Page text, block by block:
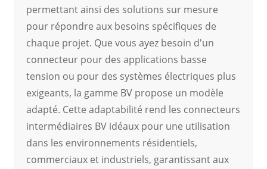
permettant ainsi des solutions sur mesure
pour répondre aux besoins spécifiques de
chaque projet. Que vous ayez besoin d'un
connecteur pour des applications basse
tension ou pour des systèmes électriques plus
exigeants, la gamme BV propose un modèle
adapté. Cette adaptabilité rend les connecteurs
intermédiaires BV idéaux pour une utilisation
dans les environnements résidentiels,
commerciaux et industriels, garantissant aux